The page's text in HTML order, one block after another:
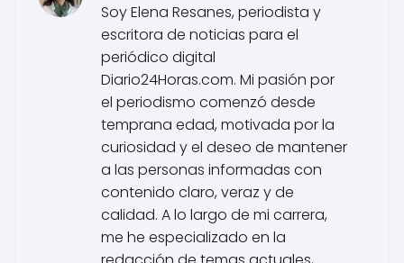
Soy Elena Resanes, periodista y
escritora de noticias para el
periódico digital
Diario24Horas.com. Mi pasión por
el periodismo comenzó desde
temprana edad, motivada por la
curiosidad y el deseo de mantener
a las personas informadas con
contenido claro, veraz y de
calidad. A lo largo de mi carrera,
me he especializado en la